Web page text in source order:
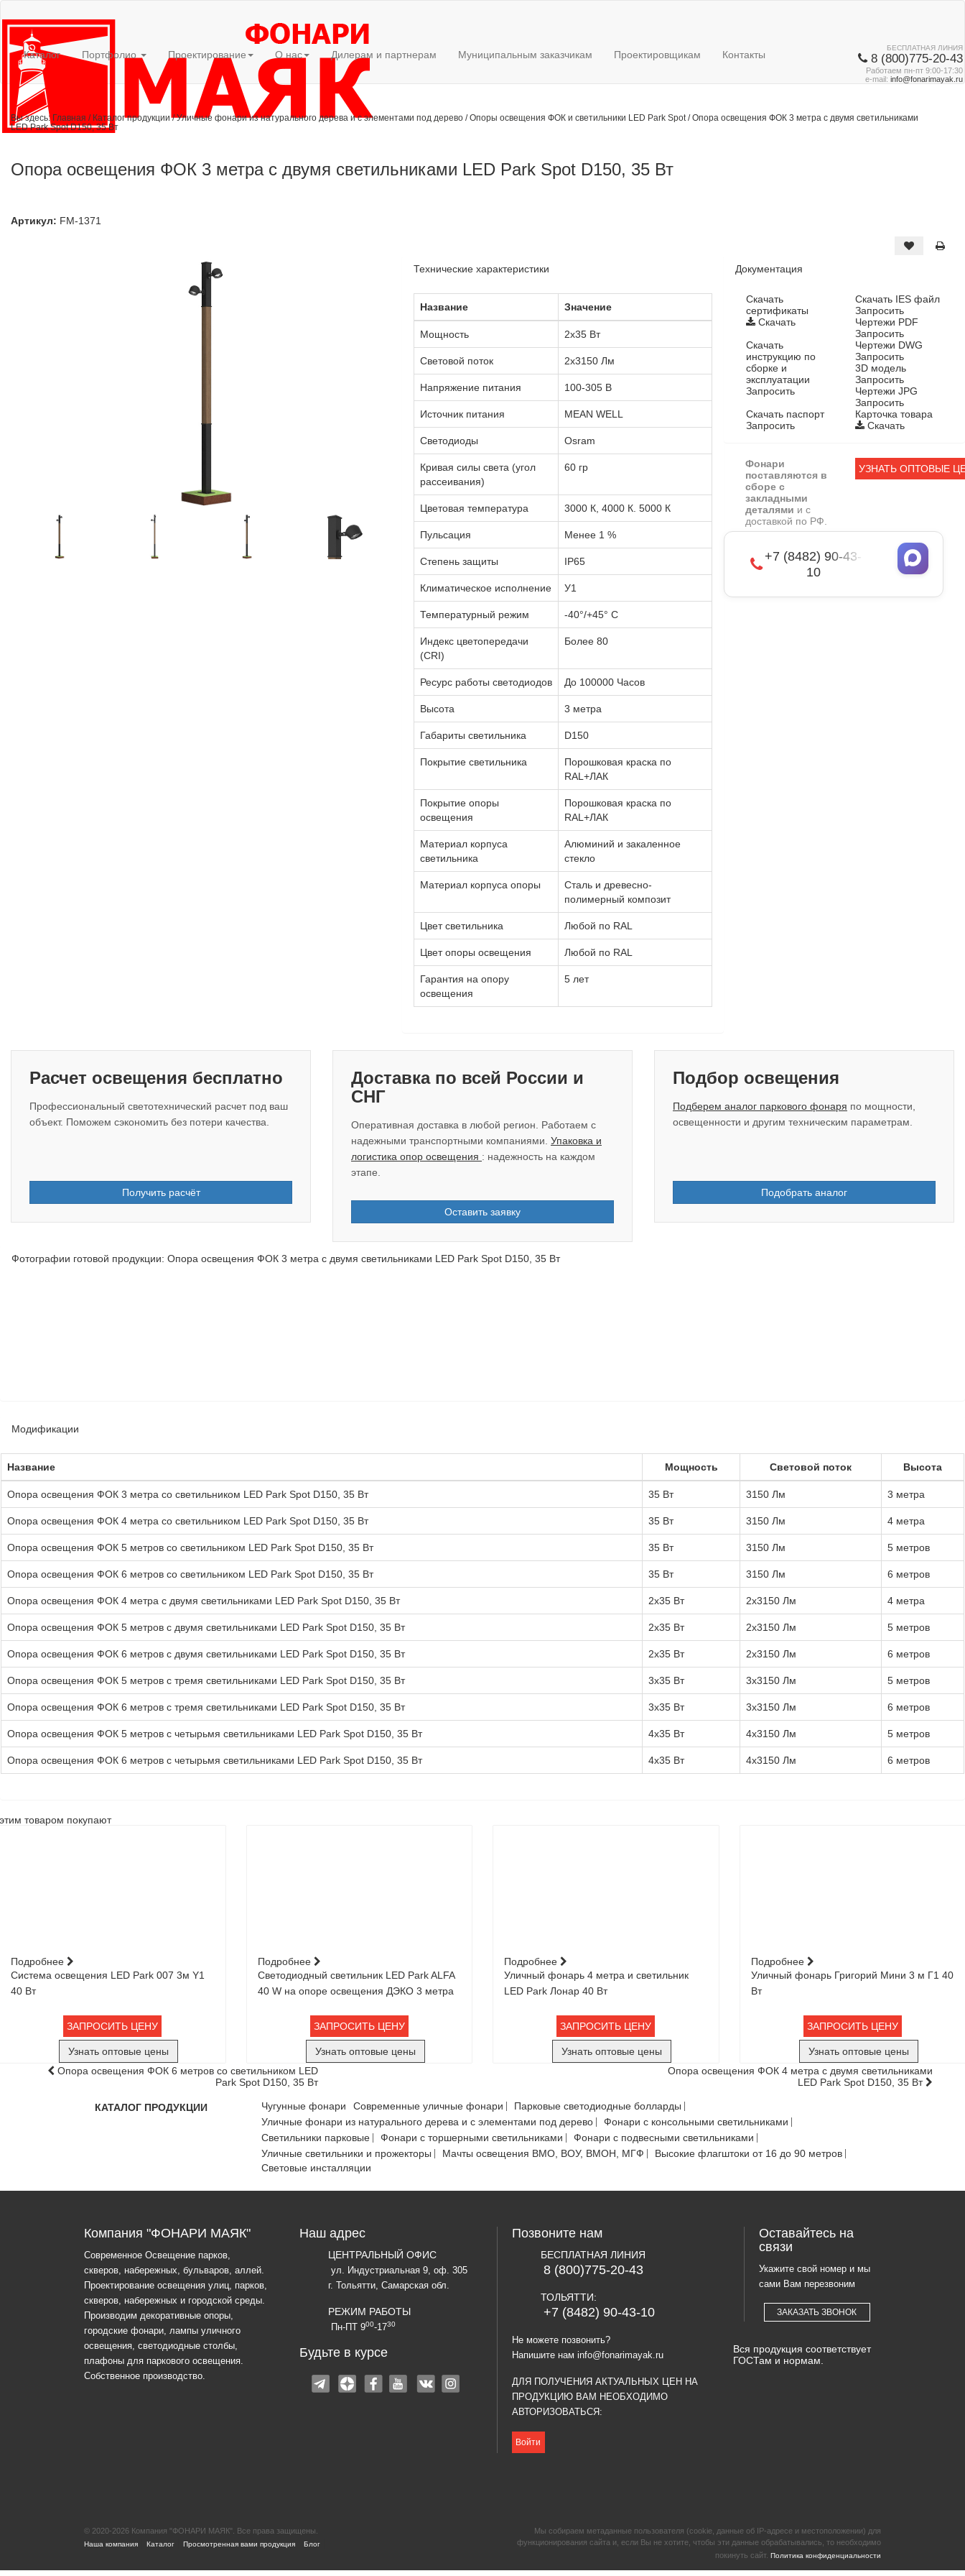
Каталог Портфолио Проектирование О нас Дилерам и партнерам Муниципальным заказчикам Проектировщикам Контакты
БЕСПЛАТНАЯ ЛИНИЯ
8 (800)775-20-43
Работаем пн-пт 9:00-17:30
e-mail: info@fonarimayak.ru
Вы здесь: Главная / Каталог продукции/Уличные фонари из натурального дерева и с элементами под дерево /Опоры освещения ФОК и светильники LED Park Spot /Опора освещения ФОК 3 метра с двумя светильниками
LED Park Spot D150, 35 Вт
Опора освещения ФОК 3 метра с двумя светильниками LED Park Spot D150, 35 Вт
Артикул: FM-1371
Технические характеристики
Название Значение
Мощность 2x35 Вт
Световой поток 2x3150 Лм
Напряжение питания 100-305 В
Источник питания MEAN WELL
Светодиоды Osram
Кривая силы света (угол
рассеивания)
60 гр
Цветовая температура 3000 К, 4000 К. 5000 К
Пульсация Менее 1 %
Степень защиты IP65
Климатическое исполнение У1
Температурный режим -40°/+45° С
Индекс цветопередачи
(CRI)
Более 80
Ресурс работы светодиодов До 100000 Часов
Высота 3 метра
Габариты светильника D150
Покрытие светильника
Порошковая краска по
RAL+ЛАК
Покрытие опоры
освещения
Порошковая краска по
RAL+ЛАК
Материал корпуса
светильника
Алюминий и закаленное
стекло
Материал корпуса опоры
Сталь и древесно-
полимерный композит
Цвет светильника Любой по RAL
Цвет опоры освещения Любой по RAL
Гарантия на опору
освещения
5 лет
Документация
Cкачать
сертификаты
Скачать
Скачать IES файл
Запросить
Чертежи PDF
Запросить
Скачать
инструкцию по
сборке и
эксплуатации
Запросить
Чертежи DWG
Запросить
3D модель
Запросить
Чертежи JPG
Запросить
Скачать паспорт
Запросить
Карточка товара
Скачать
Фонари
поставляются в
сборе с
закладными
деталями и с
доставкой по РФ.
УЗНАТЬ ОПТОВЫЕ
+7 (8482) 90-43-
10
Расчет освещения бесплатно
Профессиональный светотехнический расчет под ваш
объект. Поможем сэкономить без потери качества.
Получить расчёт
Доставка по всей России и
СНГ
Оперативная доставка в любой регион. Работаем с
надежными транспортными компаниями. Упаковка и
логистика опор освещения : надежность на каждом
этапе.
Оставить заявку
Подбор освещения
Подберем аналог паркового фонаря по мощности,
освещенности и другим техническим параметрам.
Подобрать аналог
Фотографии готовой продукции: Опора освещения ФОК 3 метра с двумя светильниками LED Park Spot D150, 35 Вт
Модификации
Название Мощность Световой поток Высота
Опора освещения ФОК 3 метра со светильником LED Park Spot D150, 35 Вт 35 Вт 3150 Лм 3 метра
Опора освещения ФОК 4 метра со светильником LED Park Spot D150, 35 Вт 35 Вт 3150 Лм 4 метра
Опора освещения ФОК 5 метров со светильником LED Park Spot D150, 35 Вт 35 Вт 3150 Лм 5 метров
Опора освещения ФОК 6 метров со светильником LED Park Spot D150, 35 Вт 35 Вт 3150 Лм 6 метров
Опора освещения ФОК 4 метра с двумя светильниками LED Park Spot D150, 35 Вт 2x35 Вт 2x3150 Лм 4 метра
Опора освещения ФОК 5 метров с двумя светильниками LED Park Spot D150, 35 Вт 2x35 Вт 2x3150 Лм 5 метров
Опора освещения ФОК 6 метров с двумя светильниками LED Park Spot D150, 35 Вт 2x35 Вт 2x3150 Лм 6 метров
Опора освещения ФОК 5 метров с тремя светильниками LED Park Spot D150, 35 Вт 3x35 Вт 3x3150 Лм 5 метров
​​​​​​​Опора освещения ФОК 6 метров с тремя светильниками LED Park Spot D150, 35 Вт 3x35 Вт 3x3150 Лм 6 метров
​​​​​​​Опора освещения ФОК 5 метров с четырьмя светильниками LED Park Spot D150, 35 Вт 4x35 Вт 4x3150 Лм 5 метров
Опора освещения ФОК 6 метров с четырьмя светильниками LED Park Spot D150, 35 Вт 4x35 Вт 4x3150 Лм 6 метров
товаром покупают
Подробнее
Система освещения LED Park 007 3м Y1
40 Вт
ЗАПРОСИТЬ ЦЕНУ
Узнать оптовые цены
Подробнее
Светодиодный светильник LED Park ALFA
40 W на опоре освещения ДЭКО 3 метра
ЗАПРОСИТЬ ЦЕНУ
Узнать оптовые цены
Подробнее
Уличный фонарь 4 метра и светильник
LED Park Лонар 40 Вт
ЗАПРОСИТЬ ЦЕНУ
Узнать оптовые цены
Подробнее
Уличный фонарь Григорий Мини 3 м Г1 40
Вт
ЗАПРОСИТЬ ЦЕНУ
Узнать оптовые цены
Опора освещения ФОК 6 метров со светильником LED
Park Spot D150, 35 Вт
Опора освещения ФОК 4 метра с двумя светильниками
LED Park Spot D150, 35 Вт
КАТАЛОГ ПРОДУКЦИИ Чугунные фонари Современные уличные фонари
Парковые светодиодные болларды
Уличные фонари из натурального дерева и с элементами под дерево
Фонари с консольными светильниками
Светильники парковые
Фонари с торшерными светильниками
Фонари с подвесными светильниками
Уличные светильники и прожекторы
Мачты освещения ВМО, ВОУ, ВМОН, МГФ
Высокие флагштоки от 16 до 90 метров
Световые инсталляции
Компания "ФОНАРИ МАЯК"
Современное Освещение парков,
скверов, набережных, бульваров, аллей.
Проектирование освещения улиц, парков,
скверов, набережных и городской среды.
Производим декоративные опоры,
городские фонари, лампы уличного
освещения, светодиодные столбы,
плафоны для паркового освещения.
Собственное производство.
Наш адрес
ЦЕНТРАЛЬНЫЙ ОФИС
ул. Индустриальная 9, оф. 305
г. Тольятти, Самарская обл.
РЕЖИМ РАБОТЫ
Пн-ПТ 900-1730
Будьте в курсе
Позвоните нам
БЕСПЛАТНАЯ ЛИНИЯ
8 (800)775-20-43
ТОЛЬЯТТИ:
+7 (8482) 90-43-10
Не можете позвонить?
Напишите нам info@fonarimayak.ru
ДЛЯ ПОЛУЧЕНИЯ АКТУАЛЬНЫХ ЦЕН НА
ПРОДУКЦИЮ ВАМ НЕОБХОДИМО
АВТОРИЗОВАТЬСЯ:
Войти
Оставайтесь на
связи
Укажите свой номер и мы
сами Вам перезвоним
ЗАКАЗАТЬ ЗВОНОК
Вся продукция соответствует
ГОСТам и нормам.
© 2020-2026 Компания "ФОНАРИ МАЯК". Все права защищены.
Наша компания Каталог Просмотренная вами продукция Блог
Мы собираем метаданные пользователя (cookie, данные об IP-адресе и местоположении) для
функционирования сайта и, если Вы не хотите, чтобы эти данные обрабатывались, то необходимо
покинуть сайт. Политика конфиденциальности